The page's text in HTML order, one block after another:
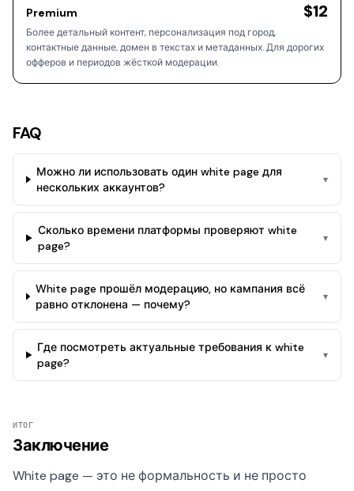
Premium $12
Более детальный контент, персонализация под город,
контактные данные, домен в текстах и метаданных. Для дорогих
офферов и периодов жёсткой модерации.
FAQ
Можно ли использовать один white page для
нескольких аккаунтов?
▾
Сколько времени платформы проверяют white
page?
▾
White page прошёл модерацию, но кампания всё
равно отклонена — почему?
▾
Где посмотреть актуальные требования к white
page?
▾
ИТОГ
Заключение
White page — это не формальность и не просто